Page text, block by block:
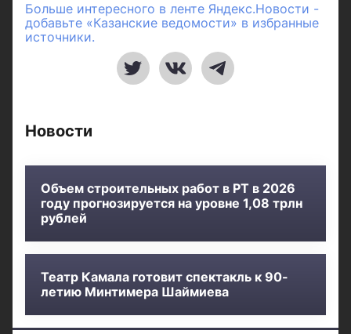
Больше интересного в ленте Яндекс.Новости -
добавьте «Казанские ведомости» в избранные
источники.
Новости
Объем строительных работ в РТ в 2026
году прогнозируется на уровне 1,08 трлн
рублей
Театр Камала готовит спектакль к 90-
летию Минтимера Шаймиева